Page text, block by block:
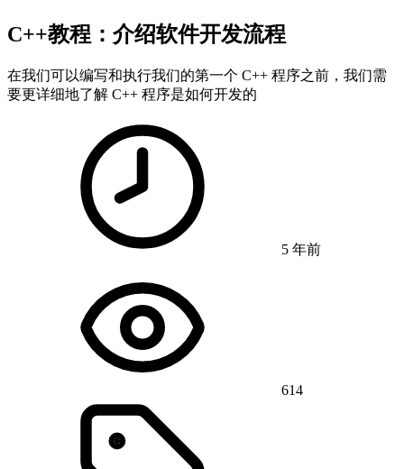
C++教程：介绍软件开发流程
在我们可以编写和执行我们的第一个 C++ 程序之前，我们需
要更详细地了解 C++ 程序是如何开发的
5 年前
614